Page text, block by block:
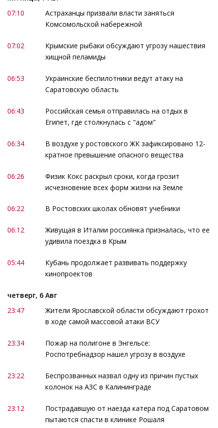
07:10
Астраханцы призвали власти заняться
Комсомольской набережной
07:02
Крымские рыбаки обсуждают угрозу нашествия
хищной пеламиды
06:53
Украинские беспилотники ведут атаку на
Саратовскую область
06:43
Российская семья отправилась на отдых в
Египет, где столкнулась с "адом"
06:34
В воздухе у ростовского ЖК зафиксировано 12-
кратное превышение опасного вещества
06:26
Физик Кокс раскрыл сроки, когда грозит
исчезновение всех форм жизни на Земле
06:22 В Ростовских школах обновят учебники
06:12
Живущая в Италии россиянка призналась, что ее
удивила поездка в Крым
05:44
Кубань продолжает развивать поддержку
кинопроектов
четверг, 6 Авг
23:47
Жители Ярославской области обсуждают грохот
в ходе самой массовой атаки ВСУ
23:34
Пожар на полигоне в Энгельсе:
Роспотребнадзор нашел угрозу в воздухе
23:22
Беспрозванных назвал одну из причин пустых
колонок на АЗС в Калининграде
23:12
Пострадавшую от наезда катера под Саратовом
пытаются спасти в клинике Рошаля